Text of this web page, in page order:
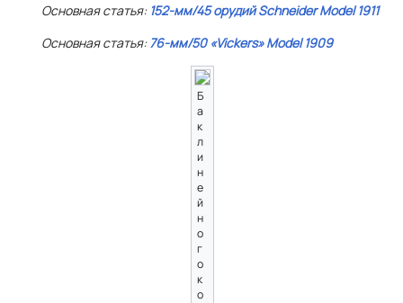
Основная статья: 152-мм/45 орудийSchneiderModel 1911
Основная статья: 76-мм/50 «Vickers»Model 1909
Б
а
к
л
и
н
е
й
н
о
г
о
к
о